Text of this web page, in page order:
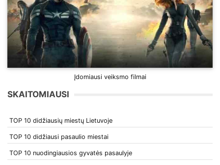
Įdomiausi veiksmo filmai
SKAITOMIAUSI
TOP 10 didžiausių miestų Lietuvoje
TOP 10 didžiausi pasaulio miestai
TOP 10 nuodingiausios gyvatės pasaulyje